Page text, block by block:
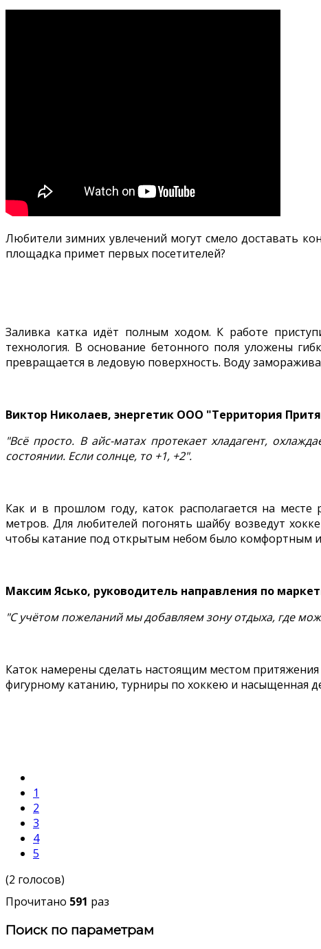
Любители зимних увлечений могут смело доставать
площадка примет первых посетителей?
Заливка катка идёт полным ходом. К работе
технология. В основание бетонного поля уложены
превращается в ледовую поверхность. Воду
Виктор Николаев, энергетик ООО "Территория
"Всё просто. В айс-матах протекает хладагент,
состоянии. Если солнце, то +1, +2".
Как и в прошлом году, каток располагается на
метров. Для любителей погонять шайбу возведут
чтобы катание под открытым небом было комфортным
Максим Ясько, руководитель направления по
"С учётом пожеланий мы добавляем зону отдыха, где
Каток намерены сделать настоящим местом
фигурному катанию, турниры по хоккею и насыщенная
1
2
3
4
5
(2 голосов)
Прочитано 591 раз
Поиск по параметрам